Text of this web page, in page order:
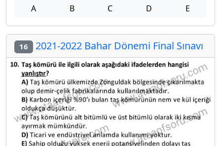
A B C D E
16 2021-2022 Bahar Dönemi Final Sınavı